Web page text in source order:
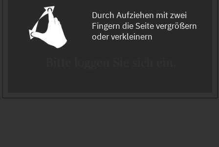
Durch Aufziehen mit zwei
Fingern die Seite vergrößern
oder verkleinern